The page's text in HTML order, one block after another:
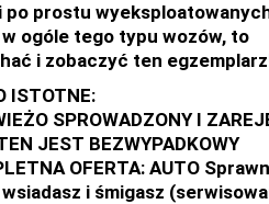
prostu
ogóle tego typu wozów, to
i zobaczyć ten
ISTOTNE:
SPROWADZONY I
JEST BEZWYPADKOWY
OFERTA: AUTO
wsiadasz i śmigasz